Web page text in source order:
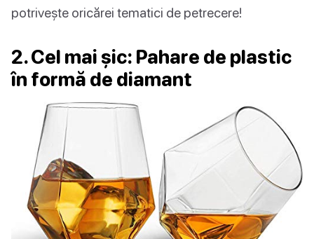
potrivește oricărei tematici de petrecere!
2. Cel mai șic: Pahare de plastic
în formă de diamant